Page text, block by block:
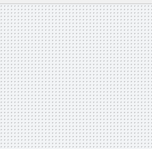
MAIL